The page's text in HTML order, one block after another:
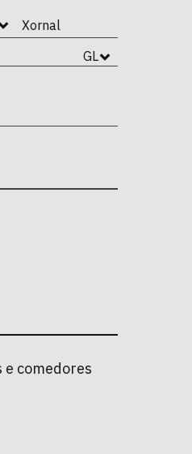
Xornal
GL
e comedores